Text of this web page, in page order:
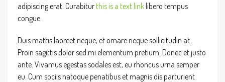
adipiscing erat. Curabiturthis is a text linklibero tempus
congue.
Duis mattis laoreet neque, et ornare neque sollicitudin at.
Proin sagittis dolor sed mi elementum pretium. Donec et justo
ante. Vivamus egestas sodales est, eu rhoncus urna semper
eu. Cum sociis natoque penatibus et magnis dis parturient